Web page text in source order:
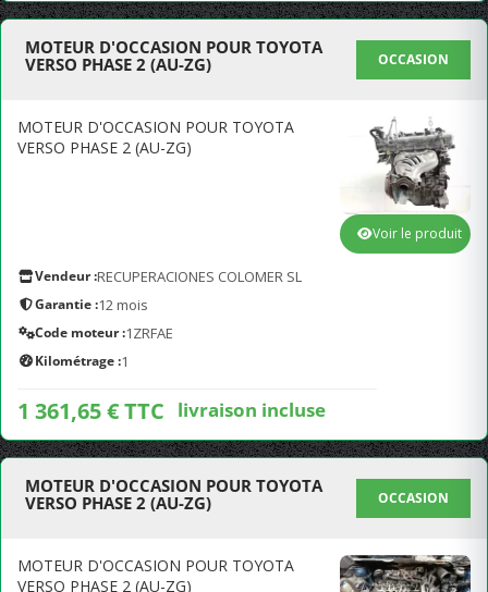
MOTEUR D'OCCASION POUR TOYOTA
VERSO PHASE 2 (AU-ZG)
OCCASION
MOTEUR D'OCCASION POUR TOYOTA
VERSO PHASE 2 (AU-ZG)
Vendeur :RECUPERACIONES COLOMER SL
Garantie :12 mois
Code moteur :1ZRFAE
Kilométrage :1
1 361,65 € TTC livraison incluse
Voir le produit
MOTEUR D'OCCASION POUR TOYOTA
VERSO PHASE 2 (AU-ZG)
OCCASION
MOTEUR D'OCCASION POUR TOYOTA
VERSO PHASE 2 (AU-ZG)